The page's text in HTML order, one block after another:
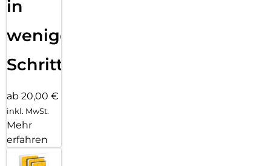
in
wenigen
Schritten
ab 20,00 €
inkl. MwSt.
Mehr
erfahren